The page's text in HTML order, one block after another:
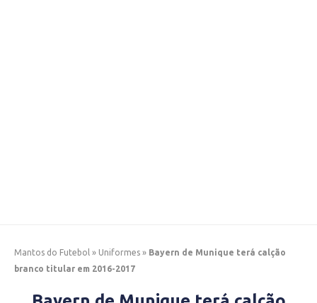
Mantos do Futebol » Uniformes » Bayern de Munique terá calção
branco titular em 2016-2017